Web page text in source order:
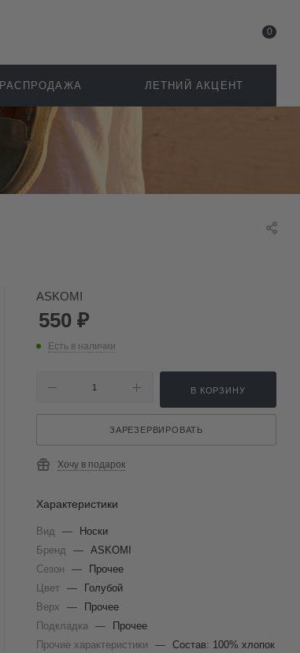
0
РАСПРОДАЖА ЛЕТНИЙ АКЦЕНТ
ASKOMI
550 ₽
Есть в наличии
В КОРЗИНУ
ЗАРЕЗЕРВИРОВАТЬ
Хочу в подарок
Характеристики
Вид —
Носки
Бренд
— ASKOMI
Сезон
—
Прочее
Цвет —
Голубой
Верх
—
Прочее
Подкладка —
Прочее
Прочие характеристики
— Состав: 100% хлопок